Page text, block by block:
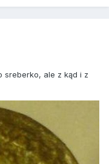
sreberko, ale z kąd i z